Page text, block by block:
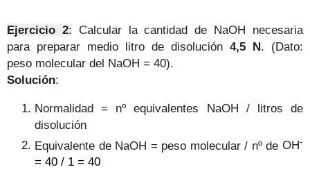
Ejercicio 2:
Calcular la cantidad de NaOH necesaria
para preparar medio litro de disolución 4,5 N. (Dato:
peso molecular del NaOH = 40).
Solución:
Normalidad = nº equivalentes NaOH / litros de
disolución
Equivalente de NaOH = peso molecular / nº deOH-
= 40 / 1 = 40